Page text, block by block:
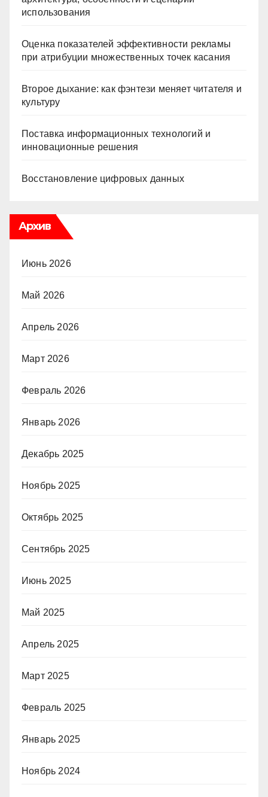
использования
Оценка показателей эффективности рекламы
при атрибуции множественных точек касания
Второе дыхание: как фэнтези меняет читателя и
культуру
Поставка информационных технологий и
инновационные решения
Восстановление цифровых данных
Архив
Июнь 2026
Май 2026
Апрель 2026
Март 2026
Февраль 2026
Январь 2026
Декабрь 2025
Ноябрь 2025
Октябрь 2025
Сентябрь 2025
Июнь 2025
Май 2025
Апрель 2025
Март 2025
Февраль 2025
Январь 2025
Ноябрь 2024